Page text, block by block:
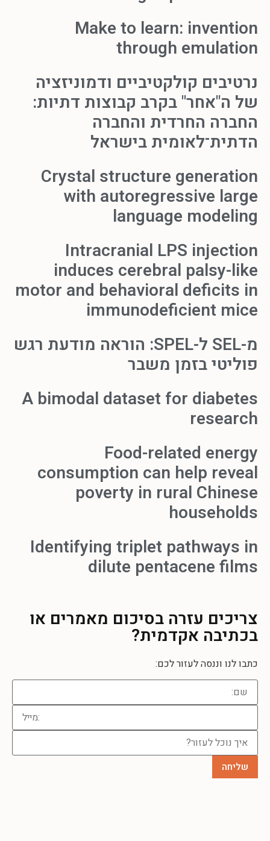
Make to learn: invention
through emulation
נרטיבים קולקטיביים ודמוניזציה
של ה"אחר" בקרב קבוצות דתיות:
החברה החרדית והחברה
הדתית־לאומית בישראל
Crystal structure generation
with autoregressive large
language modeling
Intracranial LPS injection
induces cerebral palsy-like
motor and behavioral deficits in
immunodeficient mice
מ-SEL ל-SPEL: הוראה מודעת רגש
פוליטי בזמן משבר
A bimodal dataset for diabetes
research
Food-related energy
consumption can help reveal
poverty in rural Chinese
households
Identifying triplet pathways in
dilute pentacene films
צריכים עזרה בסיכום מאמרים או
בכתיבה אקדמית?
כתבו לנו וננסה לעזור לכם: